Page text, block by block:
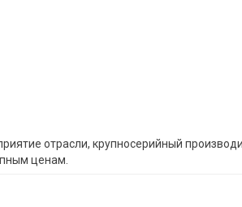
отрасли, крупносерийный
ценам.